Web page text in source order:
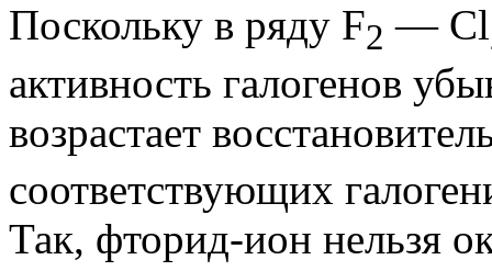
Поскольку в ряду F2 — Сl
активность галогенов
возрастает
соответствующих
Так, фторид-ион нельзя